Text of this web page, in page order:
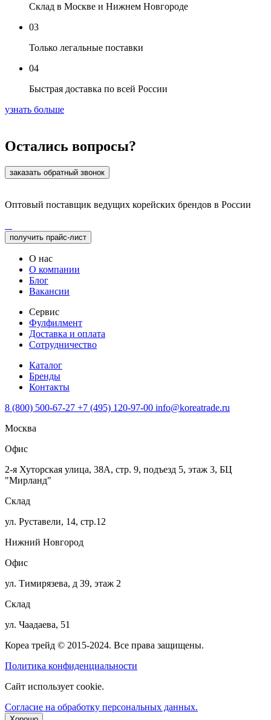
Склад в Москве и Нижнем Новгороде
03
Только легальные поставки
04
Быстрая доставка по всей России
узнать больше
Остались вопросы?
заказать обратный звонок
Оптовый поставщик ведущих корейских брендов в России
получить прайс-лист
О нас
О компании
Блог
Вакансии
Сервис
Фулфилмент
Доставка и оплата
Сотрудничество
Каталог
Бренды
Контакты
8 (800) 500-67-27 +7 (495) 120-97-00 info@koreatrade.ru
Москва
Офис
2-я Хуторская улица, 38А, стр. 9, подъезд 5, этаж 3, БЦ
"Мирланд"
Склад
ул. Руставели, 14, стр.12
Нижний Новгород
Офис
ул. Тимирязева, д 39, этаж 2
Склад
ул. Чаадаева, 51
Кореа трейд © 2015-2024. Все права защищены.
Политика конфиденциальности
Сайт использует cookie.
Согласие на обработку персональных данных.